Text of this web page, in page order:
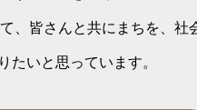
、皆さんと共にまちを、社
たいと思っています。